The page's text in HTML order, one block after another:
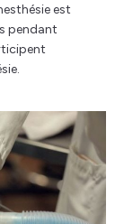
est
pendant